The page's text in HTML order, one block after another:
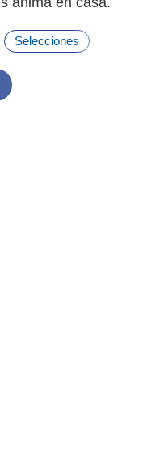
Selecciones